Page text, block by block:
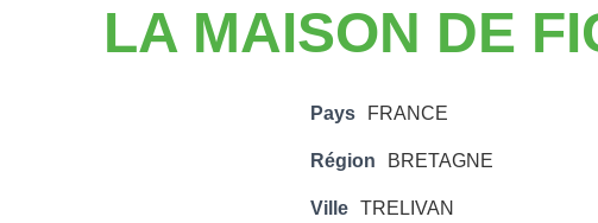
LA MAISON DE
Pays FRANCE
Région BRETAGNE
Ville TRELIVAN